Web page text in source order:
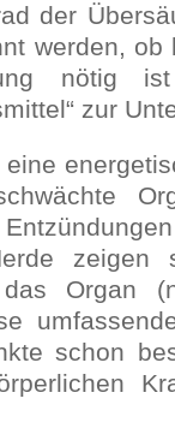
der
werden, ob
nötig
zur
zeigen
Organ
schon